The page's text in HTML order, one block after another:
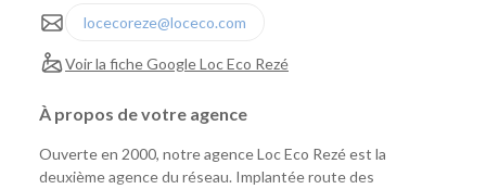
locecoreze@loceco.com
Voir la fiche Google Loc Eco Rezé
À propos de votre agence
Ouverte en 2000, notre agence Loc Eco Rezé est la
deuxième agence du réseau. Implantée route des